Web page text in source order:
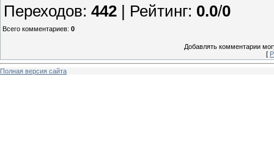
Переходов: 442 | Рейтинг: 0.0/0
Всего комментариев: 0
Добавлять комментарии
[
Полная версия сайта